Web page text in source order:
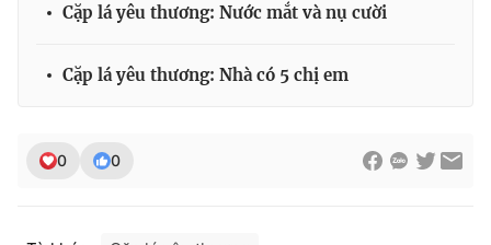
Cặp lá yêu thương: Nước mắt và nụ cười
Cặp lá yêu thương: Nhà có 5 chị em
0 0